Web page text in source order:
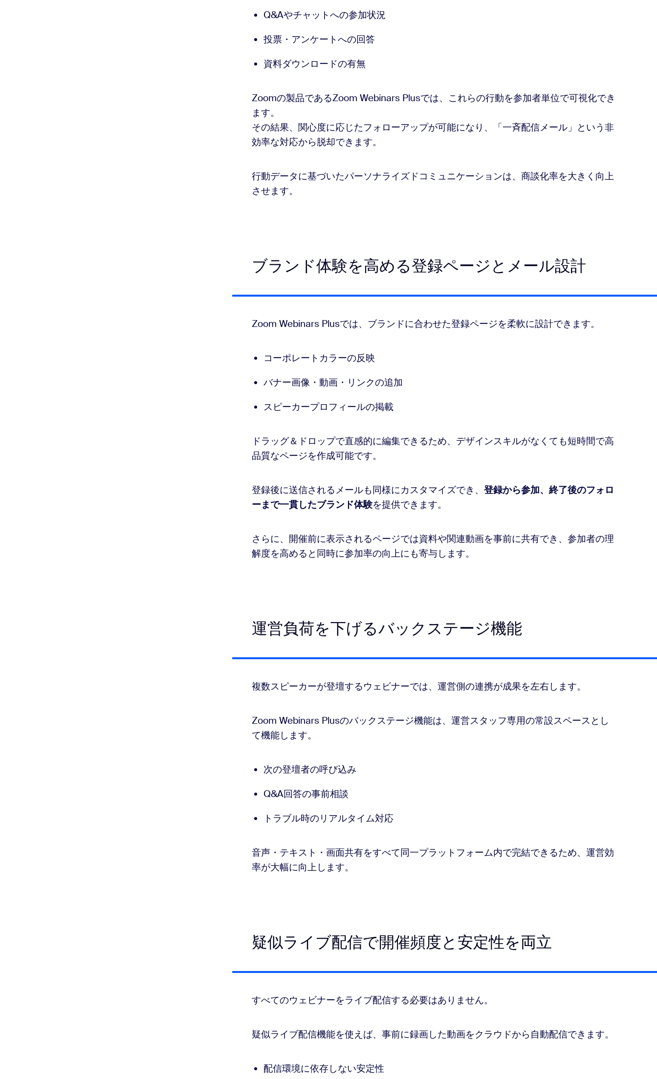
Q&Aやチャットへの参加状況
投票・アンケートへの回答
資料ダウンロードの有無
Zoomの製品であるZoom Webinars Plusでは、これらの行動を参加者単位で可視化でき
ます。
その結果、関心度に応じたフォローアップが可能になり、「一斉配信メール」という非
効率な対応から脱却できます。
行動データに基づいたパーソナライズドコミュニケーションは、商談化率を大きく向上
させます。
ブランド体験を高める登録ページとメール設計
Zoom Webinars Plusでは、ブランドに合わせた登録ページを柔軟に設計できます。
コーポレートカラーの反映
バナー画像・動画・リンクの追加
スピーカープロフィールの掲載
ドラッグ＆ドロップで直感的に編集できるため、デザインスキルがなくても短時間で高
品質なページを作成可能です。
登録後に送信されるメールも同様にカスタマイズでき、 登録から参加、終了後のフォロ
ーまで一貫したブランド体験を提供できます。
さらに、開催前に表示されるページでは資料や関連動画を事前に共有でき、参加者の理
解度を高めると同時に参加率の向上にも寄与します。
運営負荷を下げるバックステージ機能
複数スピーカーが登壇するウェビナーでは、運営側の連携が成果を左右します。
Zoom Webinars Plusのバックステージ機能は、運営スタッフ専用の常設スペースとし
て機能します。
次の登壇者の呼び込み
Q&A回答の事前相談
トラブル時のリアルタイム対応
音声・テキスト・画面共有をすべて同一プラットフォーム内で完結できるため、運営効
率が大幅に向上します。
疑似ライブ配信で開催頻度と安定性を両立
すべてのウェビナーをライブ配信する必要はありません。
疑似ライブ配信機能を使えば、事前に録画した動画をクラウドから自動配信できます。
配信環境に依存しない安定性